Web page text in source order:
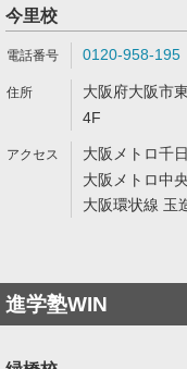
今里校
0120-958-195
大阪府大阪市
4F
大阪メトロ千
大阪メトロ中
大阪環状線 玉
進学塾WIN